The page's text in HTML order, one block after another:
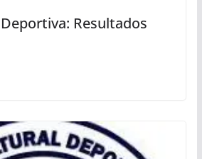
Resultados